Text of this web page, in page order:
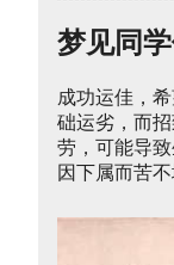
梦见同
成功运佳，
础运劣，而
劳，可能导
因下属而苦